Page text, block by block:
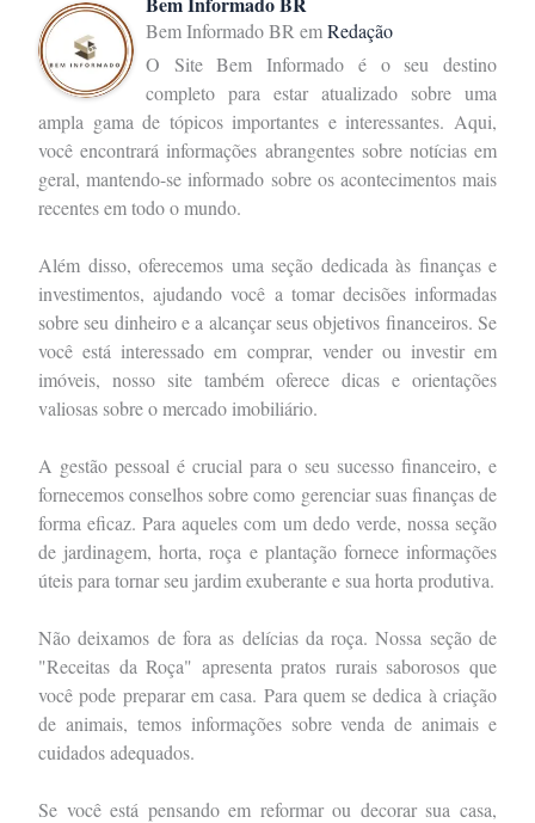
Bem Informado BR emRedação
O Site Bem Informado é o seu destino
completo para estar atualizado sobre uma
ampla gama de tópicos importantes e interessantes. Aqui,
você encontrará informações abrangentes sobre notícias em
geral, mantendo-se informado sobre os acontecimentos mais
recentes em todo o mundo.
Além disso, oferecemos uma seção dedicada às finanças e
investimentos, ajudando você a tomar decisões informadas
sobre seu dinheiro e a alcançar seus objetivos financeiros. Se
você está interessado em comprar, vender ou investir em
imóveis, nosso site também oferece dicas e orientações
valiosas sobre o mercado imobiliário.
A gestão pessoal é crucial para o seu sucesso financeiro, e
fornecemos conselhos sobre como gerenciar suas finanças de
forma eficaz. Para aqueles com um dedo verde, nossa seção
de jardinagem, horta, roça e plantação fornece informações
úteis para tornar seu jardim exuberante e sua horta produtiva.
Não deixamos de fora as delícias da roça. Nossa seção de
"Receitas da Roça" apresenta pratos rurais saborosos que
você pode preparar em casa. Para quem se dedica à criação
de animais, temos informações sobre venda de animais e
cuidados adequados.
Se você está pensando em reformar ou decorar sua casa,